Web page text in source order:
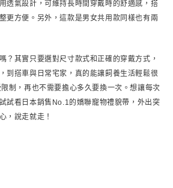
透氣設計，可維持長時間穿戴時的舒適感，搭
更方便。另外，這款是男女共用款同樣也有兩
？其實只要選對尺寸款式和正確的穿戴方式，
到搭車與日常宅家，真的能讓飼養生活輕鬆很
制，再也不需要擔心多久要換一次。想讓每次
試看日本銷售No.1的嬌聯寵物禮貌帶，外出突
，說走就走！